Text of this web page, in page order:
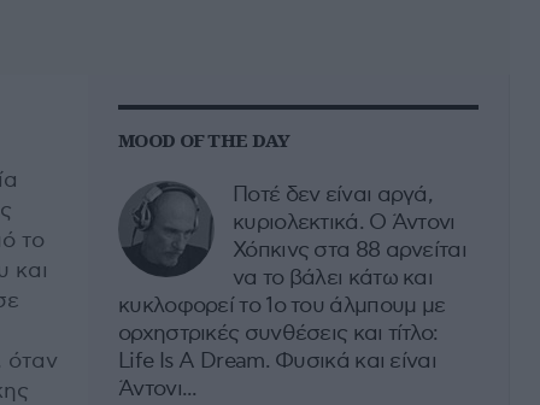
το
και
όταν
MOOD OF THE DAY
Ποτέ δεν είναι αργά,
κυριολεκτικά. Ο Άντονι
Χόπκινς στα 88 αρνείται
να το βάλει κάτω και
κυκλοφορεί το 1ο του άλμπουμ με
ορχηστρικές συνθέσεις και τίτλο:
Life Is A Dream. Φυσικά και είναι
Άντονι...